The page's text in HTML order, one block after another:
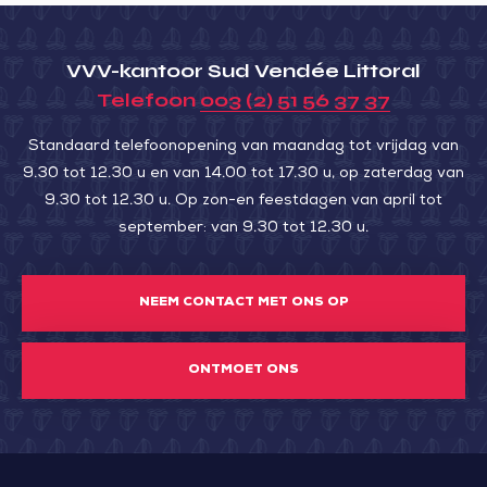
VVV-kantoor Sud Vendée Littoral
Telefoon 003 (2) 51 56 37 37
Standaard telefoonopening van maandag tot vrijdag van
9.30 tot 12.30 u en van 14.00 tot 17.30 u, op zaterdag van
9.30 tot 12.30 u. Op zon-en feestdagen van april tot
september: van 9.30 tot 12.30 u.
NEEM CONTACT MET ONS OP
ONTMOET ONS